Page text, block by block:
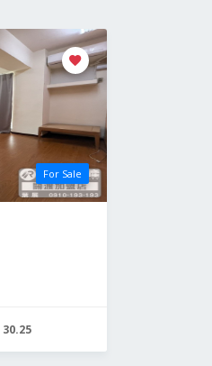
For Sale
30.25